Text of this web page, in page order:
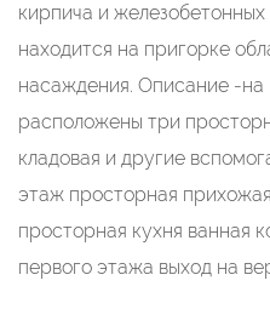
кирпича и
находится на пригорке
насаждения. Описание -на
расположены три
кладовая и другие
этаж просторная
просторная кухня ванная
первого этажа выход на